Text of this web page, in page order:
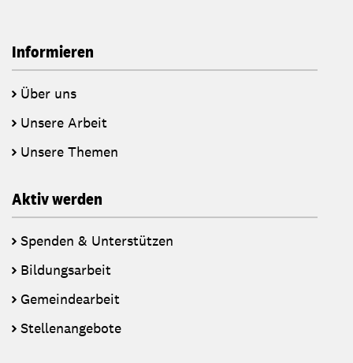
Informieren
Über uns
Unsere Arbeit
Unsere Themen
Aktiv werden
Spenden & Unterstützen
Bildungsarbeit
Gemeindearbeit
Stellenangebote